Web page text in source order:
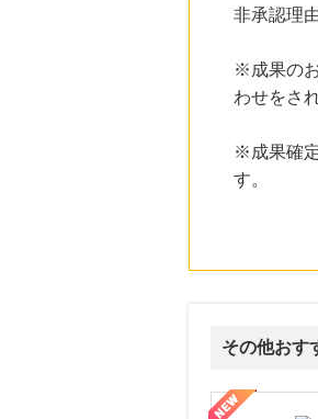
非承認理
※成果の
わせをさ
※成果確
す。
その他おす
【LOJEL公式サイト
【